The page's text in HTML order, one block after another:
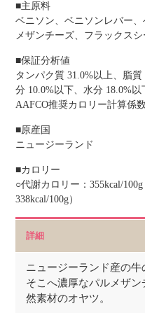
■主原料
ベニソン、ベニソンレバー
メザンチーズ、フラックス
■保証分析値
タンパク質 31.0%以上、脂
分 10.0%以下、水分 18.0%
AAFCO推奨カロリー計算係
■原産国
ニュージーランド
■カロリー
○代謝カロリー：355kcal/
338kcal/100g）
詳細
ニュージーランド産の牛
そこへ濃厚なパルメザ
然素材のオヤツ。